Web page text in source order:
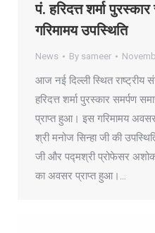
पं. हरिदत्त शर्मा
गरिमामय उपस्थिति
News By sameer
आज नई दिल्ली स्थित राष्ट्रीय
हरिदत्त शर्मा पुरस्कार समर्पण
प्राप्त हुआ। इस गरिमामय
श्री मनोज सिन्हा जी की
जी और पद्मश्री प्रोफेसर
का अवसर प्राप्त हुआ।…